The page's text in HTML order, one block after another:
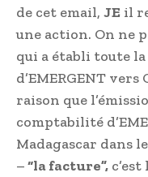
de cet email, JE il
une action. On ne
qui a établi toute
d’EMERGENT
raison que
comptabilité
Madagascar dans
–“la facture”,